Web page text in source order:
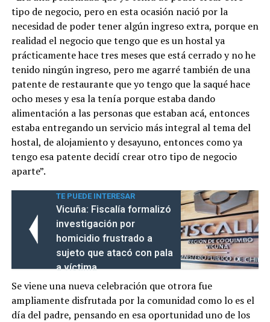
tipo de negocio, pero en esta ocasión nació por la
necesidad de poder tener algún ingreso extra, porque en
realidad el negocio que tengo que es un hostal ya
prácticamente hace tres meses que está cerrado y no he
tenido ningún ingreso, pero me agarré también de una
patente de restaurante que yo tengo que la saqué hace
ocho meses y esa la tenía porque estaba dando
alimentación a las personas que estaban acá, entonces
estaba entregando un servicio más integral al tema del
hostal, de alojamiento y desayuno, entonces como ya
tengo esa patente decidí crear otro tipo de negocio
aparte”.
TE PUEDE INTERESAR
Vicuña: Fiscalía formalizó
investigación por
homicidio frustrado a
sujeto que atacó con pala
a víctima
Se viene una nueva celebración que otrora fue
ampliamente disfrutada por la comunidad como lo es el
día del padre, pensando en esa oportunidad uno de los